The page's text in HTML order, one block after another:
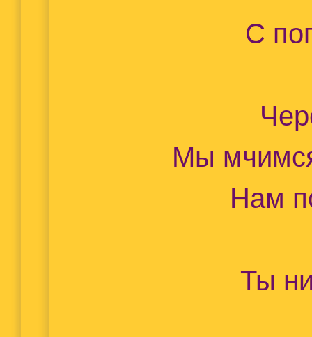
С
Мы
Нам
Ты